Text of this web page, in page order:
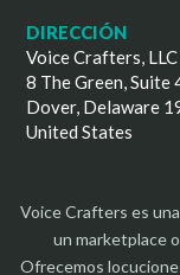
DIRECCIÓN
Voice Crafters, LLC
8 The Green, Suite
Dover, Delaware
United States
Voice Crafters es
un marketplace
Ofrecemos